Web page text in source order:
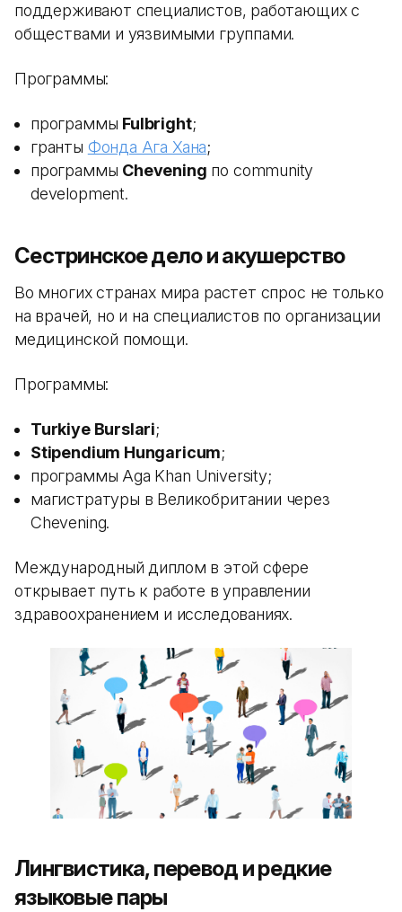
поддерживают специалистов, работающих с
обществами и уязвимыми группами.
Программы:
программы Fulbright;
гранты Фонда Ага Хана;
программы Chevening по community
development.
Сестринское дело и акушерство
Во многих странах мира растет спрос не только
на врачей, но и на специалистов по организации
медицинской помощи.
Программы:
Turkiye Burslari;
Stipendium Hungaricum;
программы Aga Khan University;
магистратуры в Великобритании через
Chevening.
Международный диплом в этой сфере
открывает путь к работе в управлении
здравоохранением и исследованиях.
Лингвистика, перевод и редкие
языковые пары